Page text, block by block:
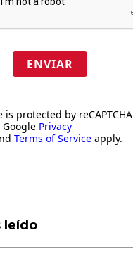
ENVIAR
is protected by reCAPTCHA
Privacy
Terms of Service apply.
leído